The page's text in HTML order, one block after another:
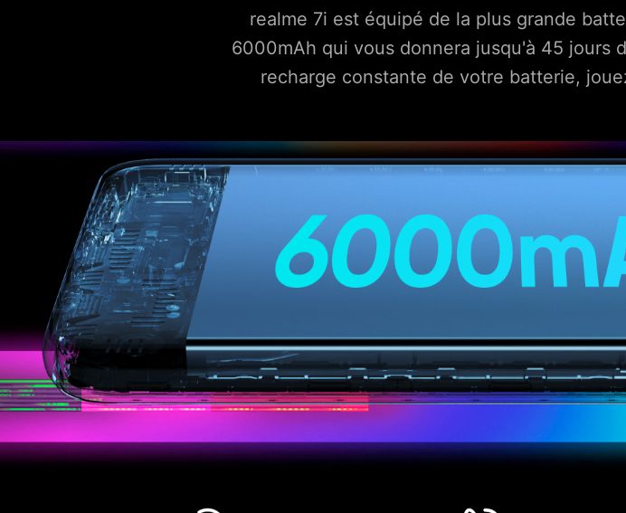
realme 7i est équipé de la plus grande
6000mAh qui vous donnera jusqu'à 45 jours
recharge constante de votre batterie,